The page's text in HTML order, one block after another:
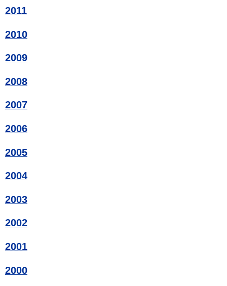
2011
2010
2009
2008
2007
2006
2005
2004
2003
2002
2001
2000